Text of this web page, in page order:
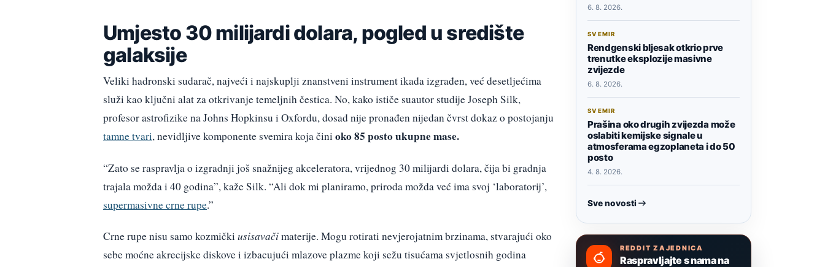
Umjesto 30 milijardi dolara, pogled u središte
galaksije
Veliki hadronski sudarač, najveći i najskuplji znanstveni instrument ikada izgrađen, već desetljećima
služi kao ključni alat za otkrivanje temeljnih čestica. No, kako ističe suautor studije Joseph Silk,
profesor astrofizike na Johns Hopkinsu i Oxfordu, dosad nije pronađen nijedan čvrst dokaz o postojanju
tamne tvari, nevidljive komponente svemira koja čini oko 85 posto ukupne mase.
“Zato se raspravlja o izgradnji još snažnijeg akceleratora, vrijednog 30 milijardi dolara, čija bi gradnja
trajala možda i 40 godina”, kaže Silk. “Ali dok mi planiramo, priroda možda već ima svoj ‘laboratorij’,
supermasivne crne rupe.”
Crne rupe nisu samo kozmički usisavačimaterije. Mogu rotirati nevjerojatnim brzinama, stvarajući oko
sebe moćne akrecijske diskove i izbacujući mlazove plazme koji sežu tisućama svjetlosnih godina
6. 8. 2026.
SVEMIR
Rendgenski bljesak otkrio prve
trenutke eksplozije masivne
zvijezde
6. 8. 2026.
SVEMIR
Prašina oko drugih zvijezda može
oslabiti kemijske signale u
atmosferama egzoplaneta i do 50
posto
4. 8. 2026.
Sve novosti
REDDIT ZAJEDNICA
Raspravljajte s nama na